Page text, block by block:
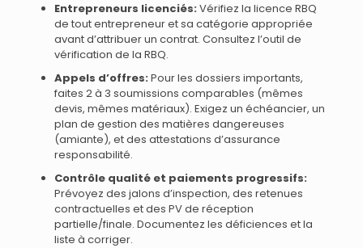
Entrepreneurs licenciés:Vérifiez la licence RBQ
de tout entrepreneur et sa catégorie appropriée
avant d’attribuer un contrat. Consultez l’outil de
vérification de la RBQ.
Appels d’offres:Pour les dossiers importants,
faites 2 à 3 soumissions comparables (mêmes
devis, mêmes matériaux). Exigez un échéancier, un
plan de gestion des matières dangereuses
(amiante), et des attestations d’assurance
responsabilité.
Contrôle qualité et paiements progressifs:
Prévoyez des jalons d’inspection, des retenues
contractuelles et des PV de réception
partielle/finale. Documentez les déficiences et la
liste à corriger.